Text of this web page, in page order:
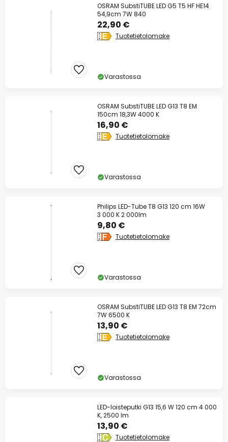
OSRAM SubstiTUBE LED G5 T5 HF HE14
54,9cm 7W 840
22,90 €
Tuotetietolomake
Varastossa
OSRAM SubstiTUBE LED G13 T8 EM
150cm 18,3W 4000 K
16,90 €
Tuotetietolomake
Varastossa
Philips LED-Tube T8 G13 120 cm 16W
3 000 K 2 000lm
9,80 €
Tuotetietolomake
Varastossa
OSRAM SubstiTUBE LED G13 T8 EM 72cm
7W 6500 K
13,90 €
Tuotetietolomake
Varastossa
LED-loisteputki G13 15,6 W 120 cm 4 000
K, 2500 lm
13,90 €
Tuotetietolomake